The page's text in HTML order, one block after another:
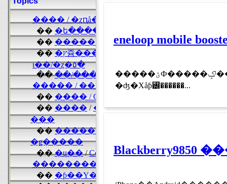
�����ؽФ�����ݤˡ����ۻ��ΤҤȤĤ˥��ޥۤΥХåƥ꡼������ޤ���͡����������ä����ʤ餫
�ʤ�Хåƥ꡼������...